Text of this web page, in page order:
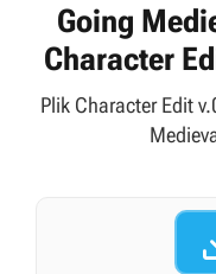
Going
Character
Plik Character Edit